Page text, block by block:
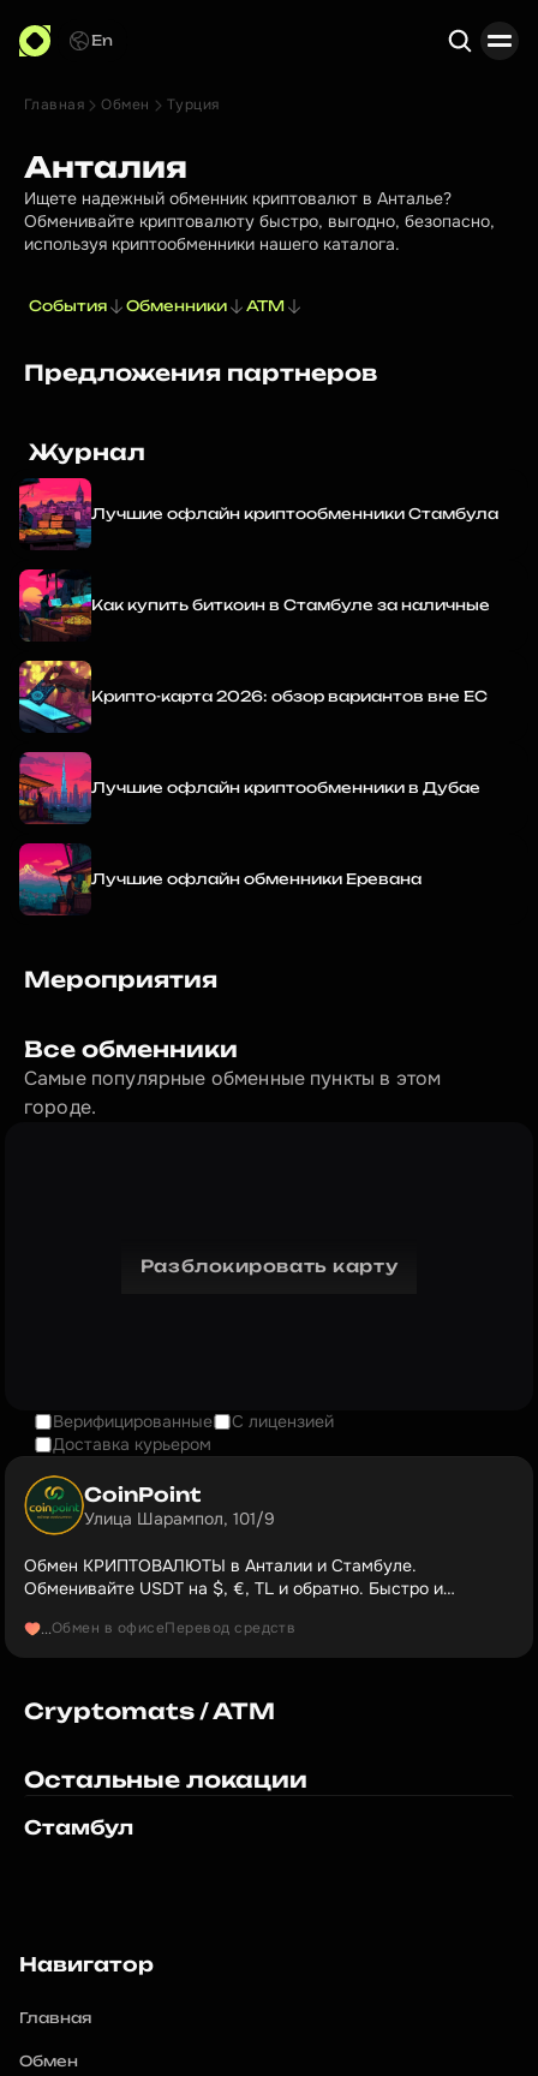
En
Главная Обмен Турция
Анталия
Ищете надежный обменник криптовалют в Анталье?
Обменивайте криптовалюту быстро, выгодно, безопасно,
используя криптообменники нашего каталога.
События Обменники ATM
Предложения партнеров
Мероприятия
Все обменники
Самые популярные обменные пункты в этом
городе.
Разблокировать карту
Верифицированные
С лицензией
Доставка курьером
CoinPoint
Улица Шарампол, 101/9
Обмен КРИПТОВАЛЮТЫ в Анталии и Стамбуле.
Обменивайте USDT на $, €, TL и обратно. Быстро и
напитками. Наш рейтинг на Google Maps: 5,0.
...Обмен в офисеПеревод средств
Cryptomats / ATM
Журнал
Лучшие офлайн криптообменники Стамбула
Как купить биткоин в Стамбуле за наличные
Крипто-карта 2026: обзор вариантов вне ЕС
Лучшие офлайн криптообменники в Дубае
Лучшие офлайн обменники Еревана
Остальные локации
Стамбул
Навигатор
Главная
Обмен